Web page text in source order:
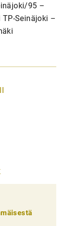
95 –
TP-Seinäjoki –